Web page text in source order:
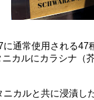
に通常使用される47
カルにカラシナ（
カルと共に浸漬し